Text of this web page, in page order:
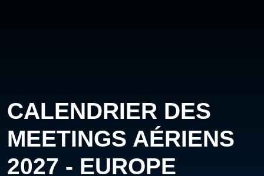
CALENDRIER DES
MEETINGS AÉRIENS
2027 - EUROPE